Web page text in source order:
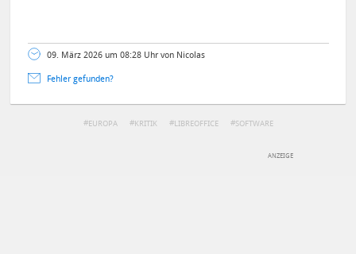
09. März 2026 um 08:28 Uhr von Nicolas
Fehler gefunden?
EUROPA KRITIK LIBREOFFICE SOFTWARE